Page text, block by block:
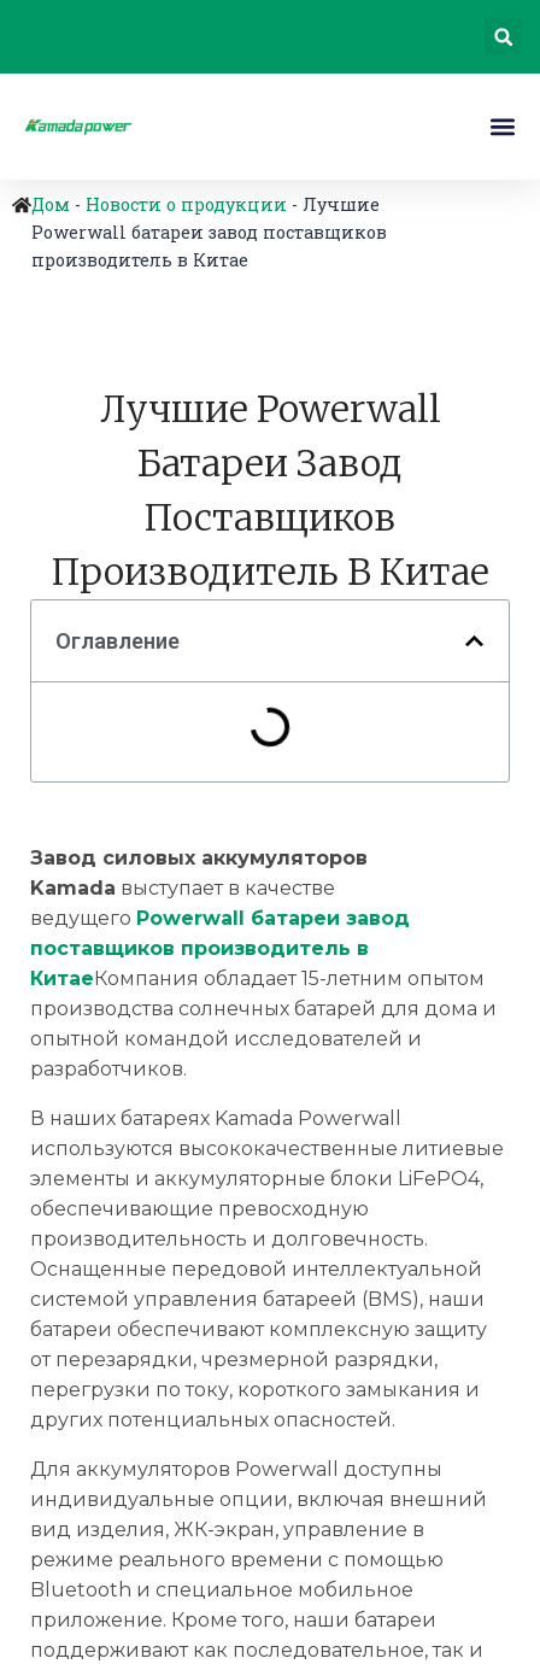
Дом - Новости о продукции - Лучшие
Powerwall батареи завод поставщиков
производитель в Китае
Лучшие Powerwall
Батареи Завод
Поставщиков
Производитель В Китае
Оглавление
Завод силовых аккумуляторов
Kamada выступает в качестве
ведущего Powerwall батареи завод
поставщиков производитель в
Китае Компания обладает 15-летним опытом
производства солнечных батарей для дома и
опытной командой исследователей и
разработчиков.
В наших батареях Kamada Powerwall
используются высококачественные литиевые
элементы и аккумуляторные блоки LiFePO4,
обеспечивающие превосходную
производительность и долговечность.
Оснащенные передовой интеллектуальной
системой управления батареей (BMS), наши
батареи обеспечивают комплексную защиту
от перезарядки, чрезмерной разрядки,
перегрузки по току, короткого замыкания и
других потенциальных опасностей.
Для аккумуляторов Powerwall доступны
индивидуальные опции, включая внешний
вид изделия, ЖК-экран, управление в
режиме реального времени с помощью
Bluetooth и специальное мобильное
приложение. Кроме того, наши батареи
поддерживают как последовательное, так и